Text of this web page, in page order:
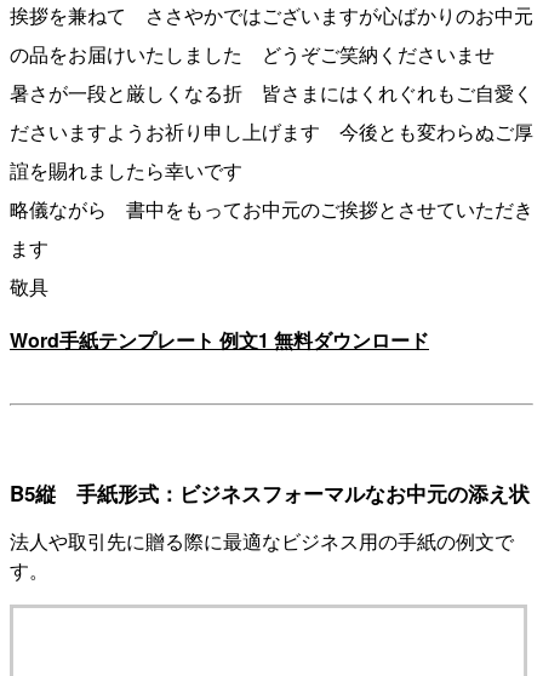
挨拶を兼ねて ささやかではございますが心ばかりのお中元
の品をお届けいたしました どうぞご笑納くださいませ
暑さが一段と厳しくなる折 皆さまにはくれぐれもご自愛く
ださいますようお祈り申し上げます 今後とも変わらぬご厚
誼を賜れましたら幸いです
略儀ながら 書中をもってお中元のご挨拶とさせていただき
ます
敬具
Word手紙テンプレート 例文1 無料ダウンロード
B5縦 手紙形式：ビジネスフォーマルなお中元の添え状
法人や取引先に贈る際に最適なビジネス用の手紙の例文で
す。